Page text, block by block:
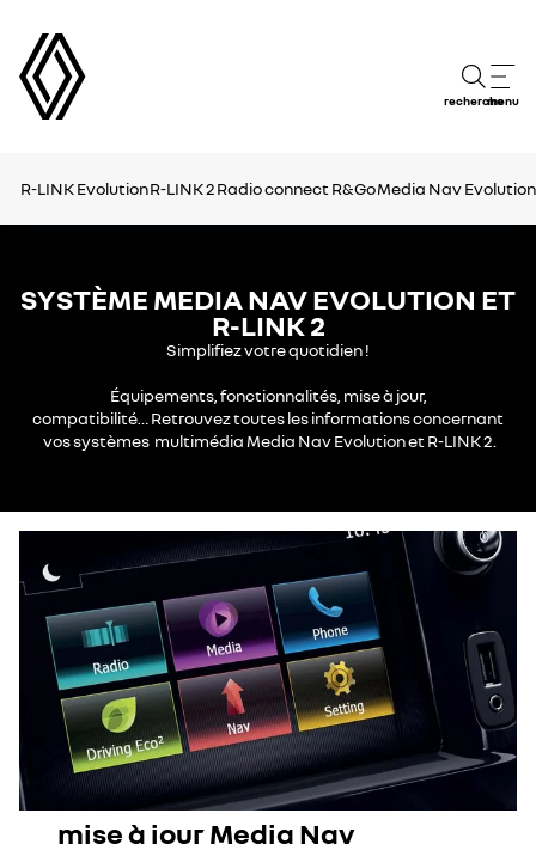
recherchemenu
R-LINK EvolutionR-LINK 2Radio connect R&GoMedia Nav Evolution
SYSTÈME MEDIA NAV EVOLUTION ET
R-LINK 2
Simplifiez votre quotidien !
Équipements, fonctionnalités, mise à jour,
compatibilité… Retrouvez toutes les informations concernant
vos systèmes multimédia Media Nav Evolution et​ R-LINK 2.
mise à jour Media Nav